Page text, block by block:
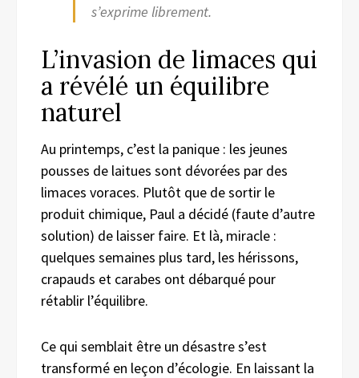
s’exprime librement.
L’invasion de limaces qui
a révélé un équilibre
naturel
Au printemps, c’est la panique : les jeunes
pousses de laitues sont dévorées par des
limaces voraces. Plutôt que de sortir le
produit chimique, Paul a décidé (faute d’autre
solution) de laisser faire. Et là, miracle :
quelques semaines plus tard, les hérissons,
crapauds et carabes ont débarqué pour
rétablir l’équilibre.
Ce qui semblait être un désastre s’est
transformé en leçon d’écologie. En laissant la